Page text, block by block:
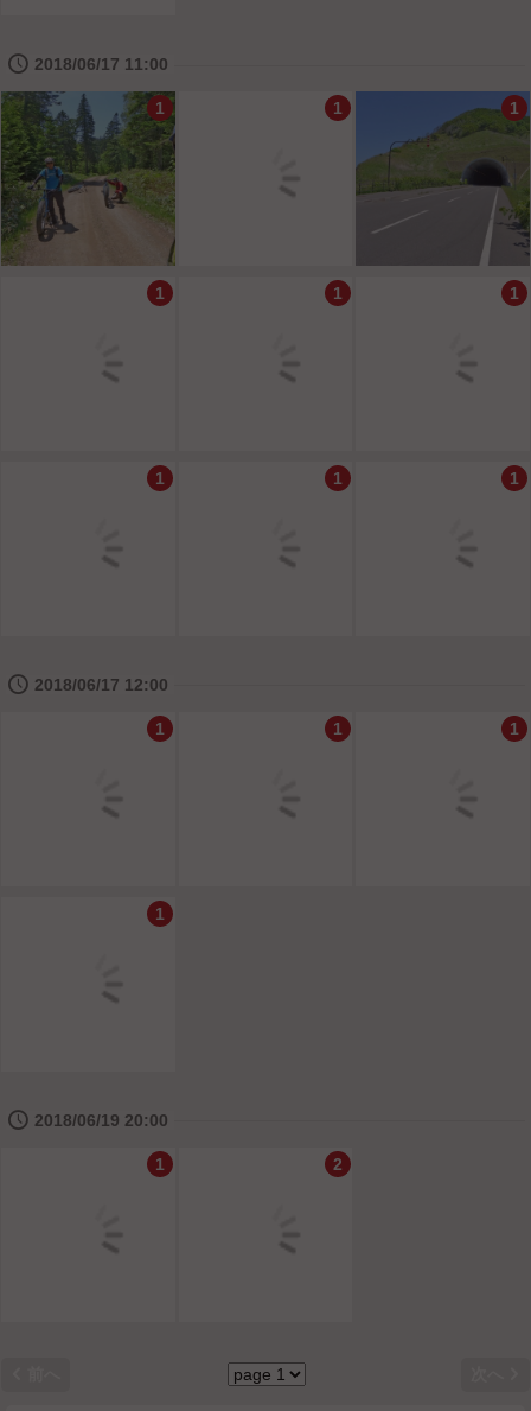
🕔 2018/06/17 11:00
1 1 1
1 1 1
1 1 1
🕔 2018/06/17 12:00
1 1 1
1
🕔 2018/06/19 20:00
1 2